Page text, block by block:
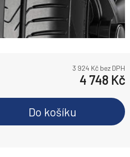
3 924 Kč bez DPH
4 748 Kč
Do košíku